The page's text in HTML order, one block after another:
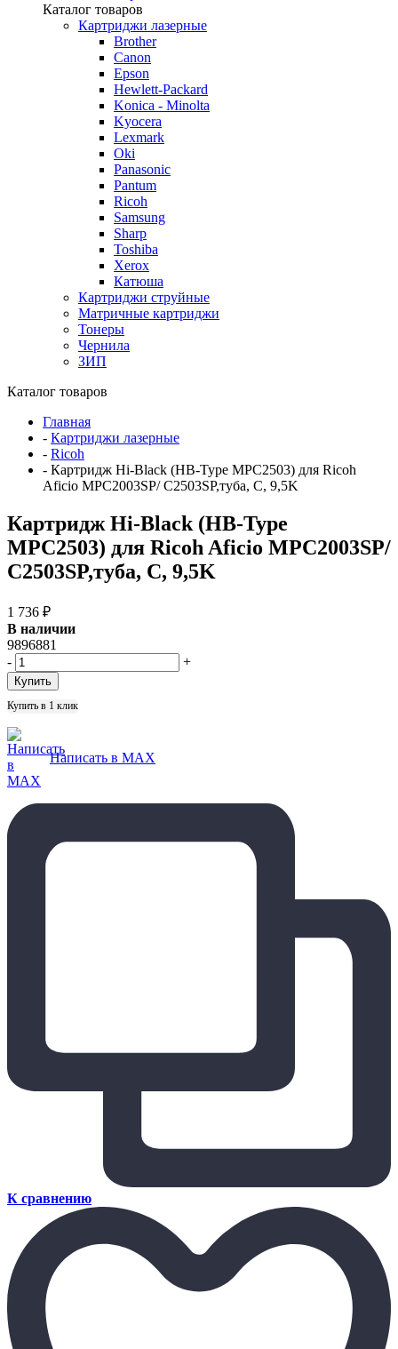
Каталог товаров
Картриджи лазерные
Brother
Canon
Epson
Hewlett-Packard
Konica - Minolta
Kyocera
Lexmark
Oki
Panasonic
Pantum
Ricoh
Samsung
Sharp
Toshiba
Xerox
Катюша
Картриджи струйные
Матричные картриджи
Тонеры
Чернила
ЗИП
Каталог товаров
Главная
- Картриджи лазерные
- Ricoh
- Картридж Hi-Black (HB-Type MPC2503) для Ricoh
Aficio MPC2003SP/ C2503SP,туба, C, 9,5K
Картридж Hi-Black (HB-Type
MPC2503) для Ricoh Aficio MPC2003SP/
C2503SP,туба, C, 9,5K
1 736 ₽
В наличии
9896881
-
+
Купить в 1 клик
Написать в MAX
К сравнению